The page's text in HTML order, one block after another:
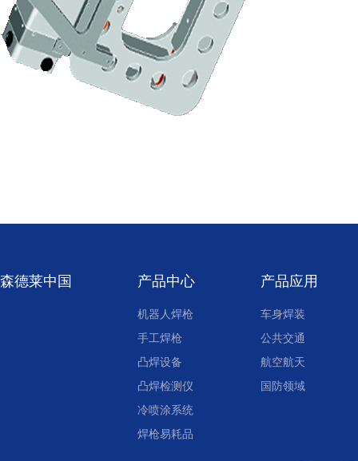
森德莱中国 产品中心
机器人焊枪
手工焊枪
凸焊设备
凸焊检测仪
冷喷涂系统
焊枪易耗品
产品应用
车身焊装
公共交通
航空航天
国防领域